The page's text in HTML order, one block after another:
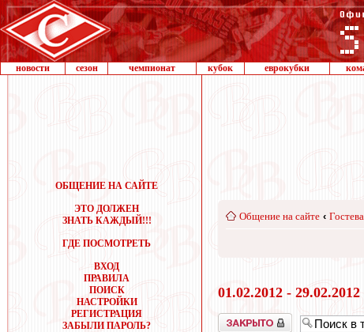
новости сезон чемпионат кубок еврокубки
ОБЩЕНИЕ НА САЙТЕ
ЭТО ДОЛЖЕН
ЗНАТЬ КАЖДЫЙ!!!
ГДЕ ПОСМОТРЕТЬ
ВХОД
ПРАВИЛА
ПОИСК
НАСТРОЙКИ
РЕГИСТРАЦИЯ
ЗАБЫЛИ ПАРОЛЬ?
Общение на сайте ‹
01.02.2012 - 29.02.2012
Закрыто